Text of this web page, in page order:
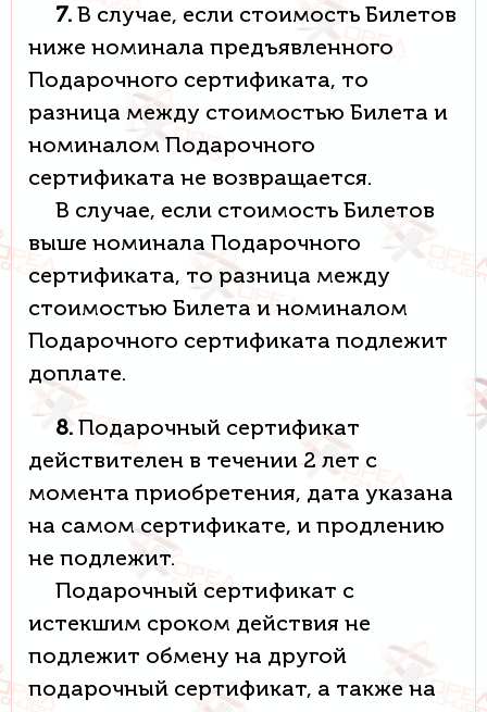
7. В случае, если стоимость Билетов
ниже номинала предъявленного
Подарочного сертификата, то
разница между стоимостью Билета и
номиналом Подарочного
сертификата не возвращается.
В случае, если стоимость Билетов
выше номинала Подарочного
сертификата, то разница между
стоимостью Билета и номиналом
Подарочного сертификата подлежит
доплате.
8.Подарочный сертификат
действителен в течении 2 лет с
момента приобретения, дата указана
на самом сертификате, и продлению
не подлежит.
Подарочный сертификат с
истекшим сроком действия не
подлежит обмену на другой
подарочный сертификат, а также на